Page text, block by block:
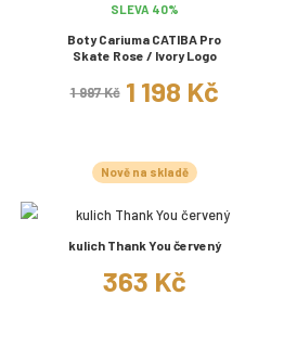
SLEVA 40%
Boty Cariuma CATIBA Pro
Skate Rose / Ivory Logo
1 997 Kč 1 198 Kč
Nově na skladě
kulich Thank You červený
363 Kč